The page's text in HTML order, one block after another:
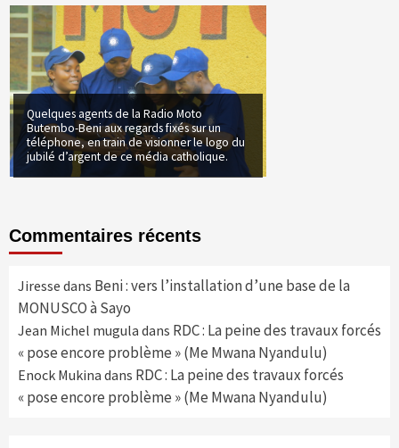
Quelques agents de la Radio Moto
Butembo-Beni aux regards fixés sur un
téléphone, en train de visionner le logo du
jubilé d’argent de ce média catholique.
Commentaires récents
Jiresse dans Beni : vers l’installation d’une base de la
MONUSCO à Sayo
Jean Michel mugula dans RDC : La peine des travaux forcés
« pose encore problème » (Me Mwana Nyandulu)
Enock Mukina dans RDC : La peine des travaux forcés
« pose encore problème » (Me Mwana Nyandulu)